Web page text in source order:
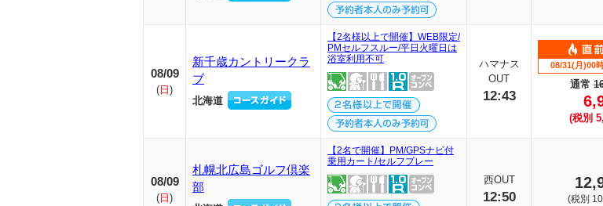
08/09
( 日 )
新千歳カントリークラ
ブ
北海道
【2名様以上で開催】WEB限定/
PMセルフスルー/平日火曜日は
浴室利用不可
ハマナス
OUT
12:43
08/31(月)00
通常
(税別
08/09
( 日 )
札幌北広島ゴルフ倶楽
部
【2名で開催】PM/GPSナビ付
乗用カート/セルフプレー
西OUT
12:50 (税別